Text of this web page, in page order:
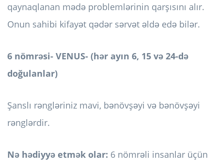
qaynaqlanan mədə problemlərinin qarşısını alır.
Onun sahibi kifayət qədər sərvət əldə edə bilər.
6 nömrəsi- VENUS- (hər ayın 6, 15 və 24-də
doğulanlar)
Şanslı rəngləriniz mavi, bənövşəyi və bənövşəyi
rənglərdir.
Nə hədiyyə etmək olar: 6 nömrəli insanlar üçün